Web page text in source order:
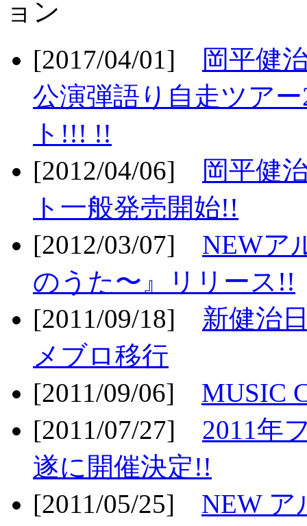
[2017/04/01]
岡平健
公演弾語り自走ツア
ト!!! !!
[2012/04/06]
岡平健
ト一般発売開始!!
[2012/03/07] NEWア
のうた〜』リリース!!
[2011/09/18] 新健治
メブロ移行
[2011/09/06] MUSIC
[2011/07/27] 2011年
遂に開催決定!!
[2011/05/25] NEW